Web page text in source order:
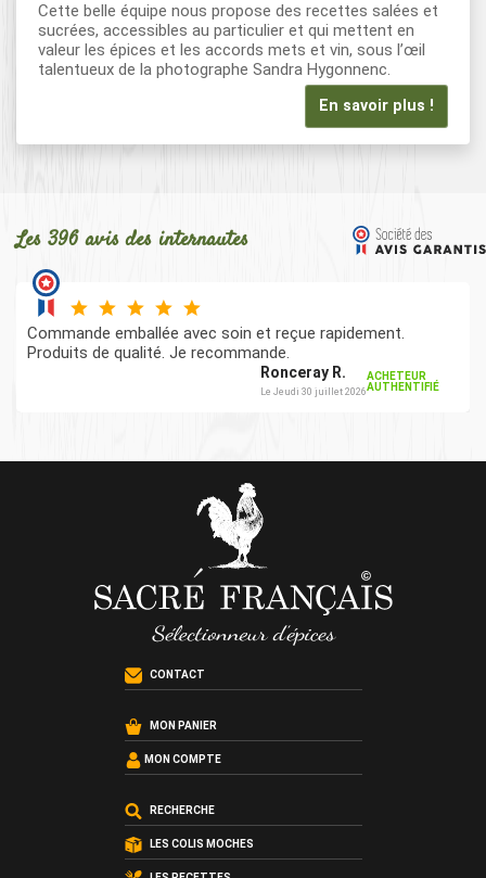
Cette belle équipe nous propose des recettes salées et
sucrées, accessibles au particulier et qui mettent en
valeur les épices et les accords mets et vin, sous l’œil
talentueux de la photographe Sandra Hygonnenc.
En savoir plus !
Les 396 avis des internautes
Commande emballée avec soin et reçue rapidement.
Produits de qualité. Je recommande.
Ronceray R.
Le Jeudi 30 juillet 2026
ACHETEUR
AUTHENTIFIÉ
CONTACT
MON PANIER
MON COMPTE
RECHERCHE
LES COLIS MOCHES